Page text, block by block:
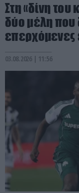
Στη «δίνη
δύο μέλη που
επερχόμενες
03.08.2026 | 11:56